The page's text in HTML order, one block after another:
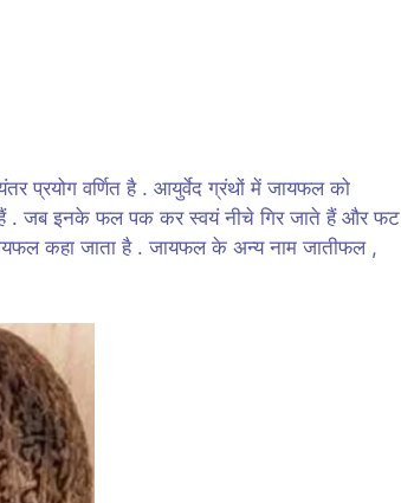
प्रयोग वर्णित है . आयुर्वेद ग्रंथों में जायफल को
. जब इनके फल पक कर स्वयं नीचे गिर जाते हैं और फट
कहा जाता है . जायफल के अन्य नाम जातीफल ,